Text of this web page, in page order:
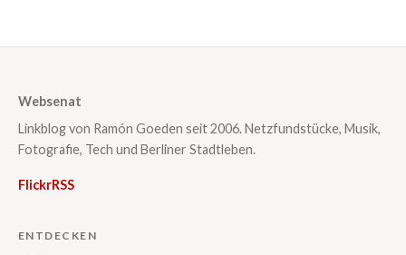
Websenat
Linkblog von Ramón Goeden seit 2006. Netzfundstücke, Musik,
Fotografie, Tech und Berliner Stadtleben.
FlickrRSS
ENTDECKEN